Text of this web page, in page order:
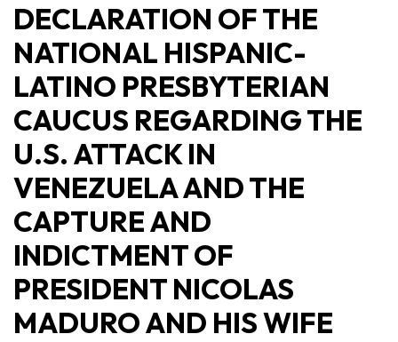
DECLARATION OF THE
NATIONAL HISPANIC-
LATINO PRESBYTERIAN
CAUCUS REGARDING THE
U.S. ATTACK IN
VENEZUELA AND THE
CAPTURE AND
INDICTMENT OF
PRESIDENT NICOLAS
MADURO AND HIS WIFE